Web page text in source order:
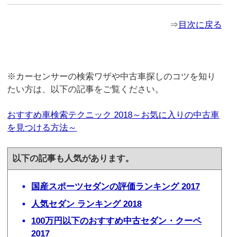
⇒目次に戻る
※カーセンサーの検索ワザや中古車探しのコツを知り
たい方は、以下の記事をご覧ください。
おすすめ車検索テクニック 2018～お気に入りの中古車
を見つける方法～
以下の記事も人気があります。
国産スポーツセダンの評価ランキング 2017
人気セダン ランキング 2018
100万円以下のおすすめ中古セダン・クーペ
2017